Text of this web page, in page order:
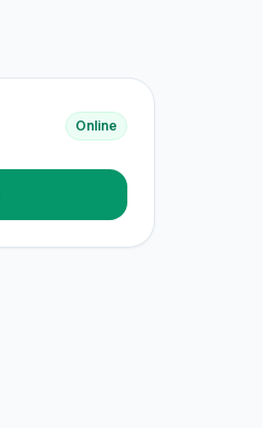
Online